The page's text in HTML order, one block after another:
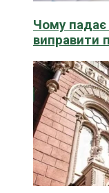
Чому падає
виправити